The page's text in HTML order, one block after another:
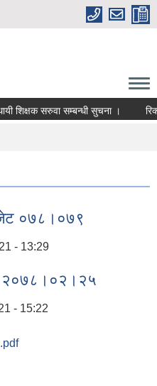
सरुवा सम्बन्धी सुचना । रिक्त
०७८।०७९
- 13:29
२०७८।०२।२५
- 15:22